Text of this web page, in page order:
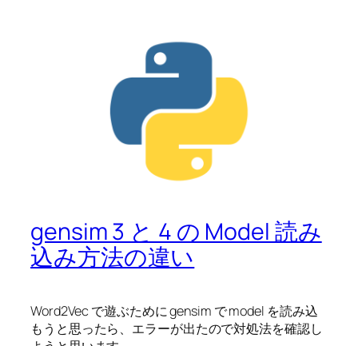
gensim 3 と 4 の Model 読み
込み方法の違い
Word2Vec で遊ぶために gensim で model を読み込
もうと思ったら、エラーが出たので対処法を確認し